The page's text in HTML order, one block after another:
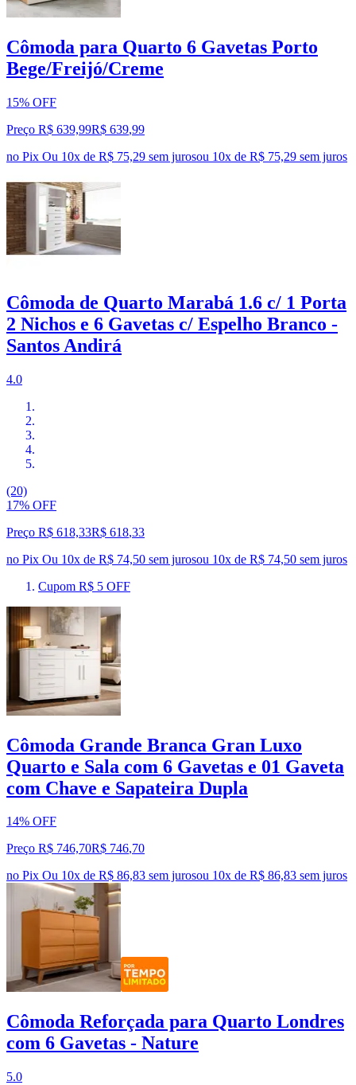
Cômoda para Quarto 6 Gavetas Porto
Bege/Freijó/Creme
15% OFF
Preço R$ 639,99R$ 639,99
no Pix Ou 10x de R$ 75,29 sem jurosou 10x de R$ 75,29 sem juros
Cômoda de Quarto Marabá 1.6 c/ 1 Porta
2 Nichos e 6 Gavetas c/ Espelho Branco -
Santos Andirá
4.0
(20)
17% OFF
Preço R$ 618,33R$ 618,33
no Pix Ou 10x de R$ 74,50 sem jurosou 10x de R$ 74,50 sem juros
Cupom R$ 5 OFF
Cômoda Grande Branca Gran Luxo
Quarto e Sala com 6 Gavetas e 01 Gaveta
com Chave e Sapateira Dupla
14% OFF
Preço R$ 746,70R$ 746,70
no Pix Ou 10x de R$ 86,83 sem jurosou 10x de R$ 86,83 sem juros
Cômoda Reforçada para Quarto Londres
com 6 Gavetas - Nature
5.0